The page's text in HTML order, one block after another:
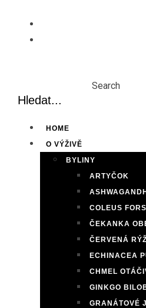
content
Search
HOME
O VÝŽIVĚ
BYLINY
ARTYČOK
COLEUS
ČEKANKA
ČERVENÁ
ECHINACEA
CHMEL
GINKGO
GRANÁTOVÉ